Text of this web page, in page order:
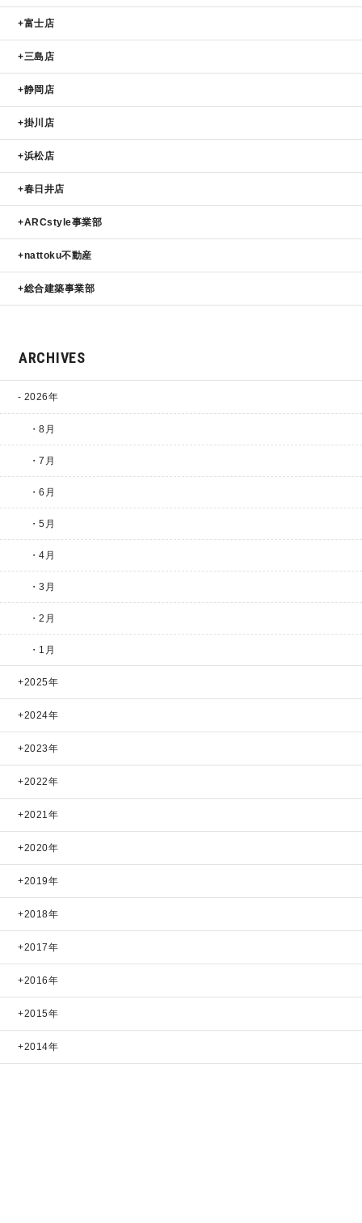
富士店
三島店
静岡店
掛川店
浜松店
春日井店
ARCstyle事業部
nattoku不動産
総合建築事業部
ARCHIVES
2026年
・8月
・7月
・6月
・5月
・4月
・3月
・2月
・1月
2025年
2024年
2023年
2022年
2021年
2020年
2019年
2018年
2017年
2016年
2015年
2014年